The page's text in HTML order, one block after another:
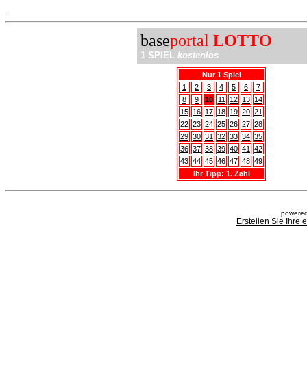
baseportal LOTTO
1 SPIEL kostenlos
Nur 1 Spiel
1
2 3 4 5 6
7
8
9 10 11 12 13 14
15 16 17 18 19 20 21
22 23 24 25 26 27 28
29 30 31 32 33 34 35
36 37 38 39 40 41
42
43 44 45 46 47 48 49
Ihr Tipp: 1. Zahl
Erstellen Sie Ihre